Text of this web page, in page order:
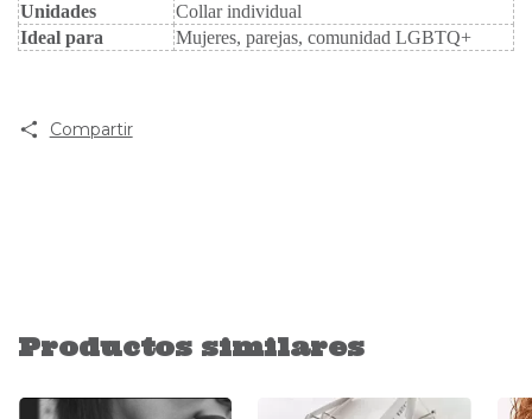
Unidades
Collar individual
Ideal para
Mujeres, parejas, comunidad LGBTQ+
Compartir
Productos similares